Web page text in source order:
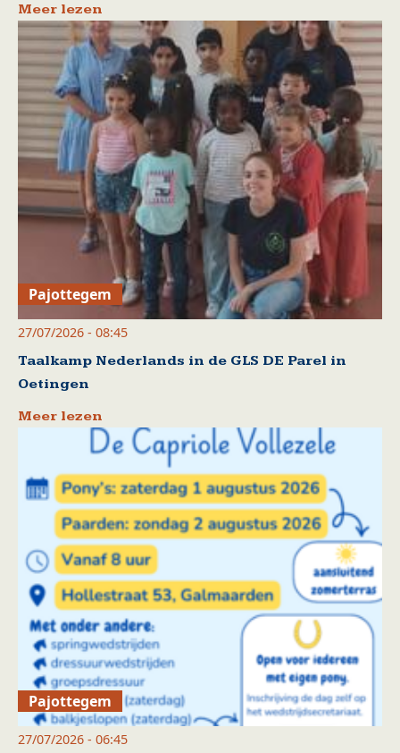
Meer lezen
Pajottegem
27/07/2026 - 08:45
Taalkamp Nederlands in de GLS DE Parel in
Oetingen
Meer lezen
Pajottegem
27/07/2026 - 06:45